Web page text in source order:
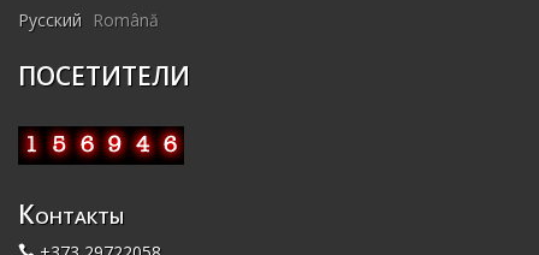
Русский Română
ПОСЕТИТЕЛИ
Контакты